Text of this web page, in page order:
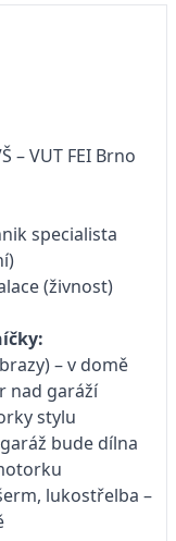
– VUT FEI Brno
specialista
(živnost)
– v domě
nad garáží
stylu
bude dílna
lukostřelba –